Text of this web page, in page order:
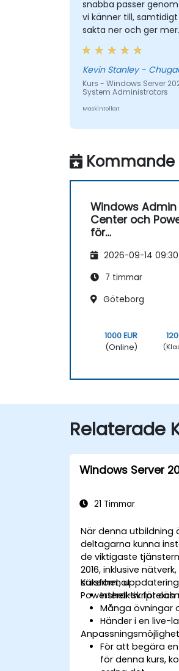
snabba passer
vi känner till,
sakta ner och ger mer
information där vi
Kevin Stanley -
Kurs - Windows Server
System Administrators
Maskintolkat
Kommande
Windows Admin
Center och
för
ng2026-09-14 09:30
7 timmar
Göteborg
1000 EUR
(Online)
Relaterade
Windows Server
21 Timmar
När denna utbildning
deltagarna kunna
de viktigaste
2016, inklusive
säkerhet,
Powershell-skript och
Kursformat
Interaktiv
Många övningar
Händer i en live-
För att begära
för denna kurs,